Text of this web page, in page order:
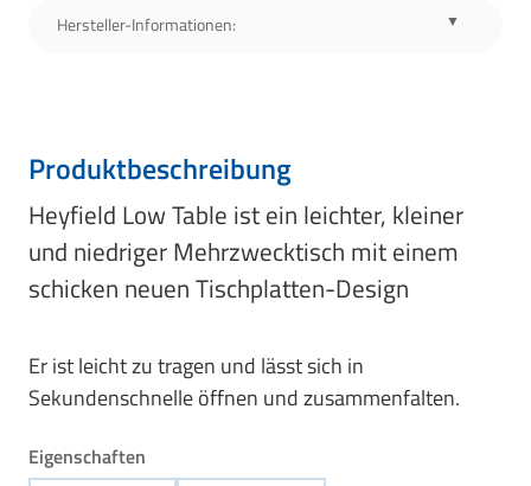
Hersteller-Informationen:
Produktbeschreibung
Heyfield Low Table ist ein leichter, kleiner
und niedriger Mehrzwecktisch mit einem
schicken neuen Tischplatten-Design
Er ist leicht zu tragen und lässt sich in
Sekundenschnelle öffnen und zusammenfalten.
Eigenschaften